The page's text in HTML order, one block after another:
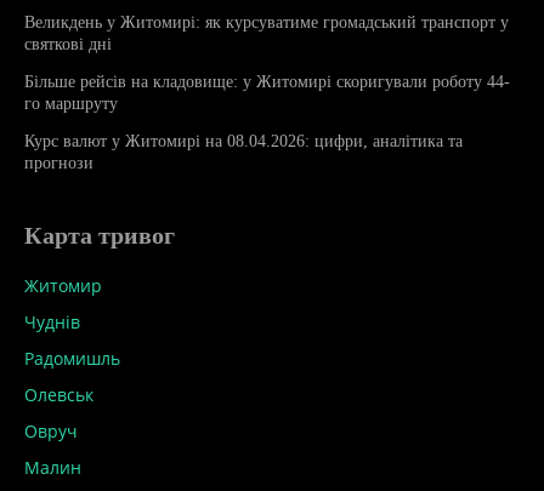
Великдень у Житомирі: як курсуватиме громадський транспорт у
святкові дні
Більше рейсів на кладовище: у Житомирі скоригували роботу 44-
го маршруту
Курс валют у Житомирі на 08.04.2026: цифри, аналітика та
прогнози
Карта тривог
Житомир
Чуднів
Радомишль
Олевськ
Овруч
Малин